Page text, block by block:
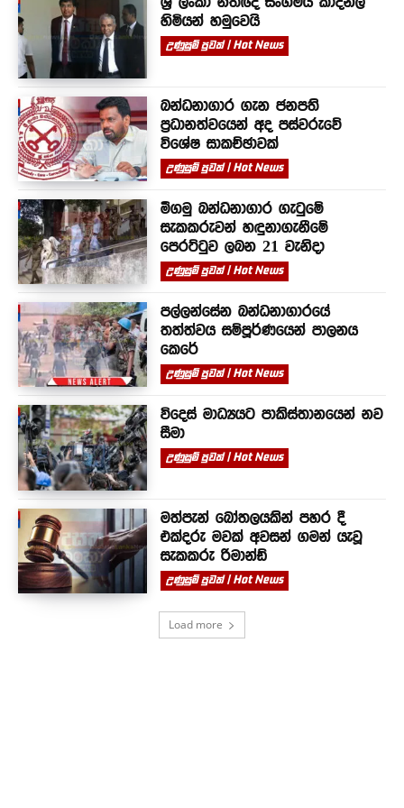
හිමියන් හමුවෙයි
උණුසුම් පුවත් | Hot News
බන්ධනාගාර ගැන ජනපති
ප්‍රධානත්වයෙන් අද පස්වරුවේ
විශේෂ සාකච්ඡාවක්
උණුසුම් පුවත් | Hot News
මීගමු බන්ධනාගාර ගැටුමේ
සැකකරුවන් හඳුනාගැනීමේ
පෙරට්ටුව ලබන 21 වැනිදා
උණුසුම් පුවත් | Hot News
පල්ලන්සේන බන්ධනාගාරයේ
තත්ත්වය සම්පූර්ණයෙන් පාලනය
කෙරේ
උණුසුම් පුවත් | Hot News
විදෙස් මාධ්‍යයට පාකිස්තානයෙන් නව
සීමා
උණුසුම් පුවත් | Hot News
මත්පැන් බෝතලයකින් පහර දී
එක්දරු මවක් අවසන් ගමන් යැවූ
සැකකරු රිමාන්ඩ්
උණුසුම් පුවත් | Hot News
Load more